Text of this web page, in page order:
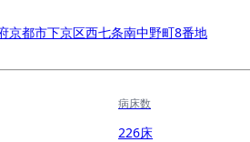
京都市下京区西七条南中野町8番地
病床数
226床